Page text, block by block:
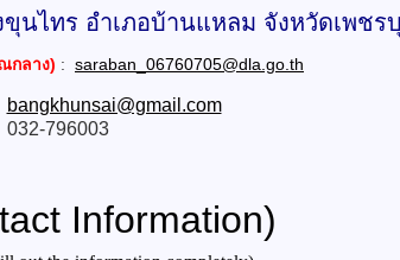
นไทร อำเภอบ้านแหลม จังหวัดเพชร
กลาง) : saraban_06760705@dla.go.th
bangkhunsai@gmail.com
032-796003